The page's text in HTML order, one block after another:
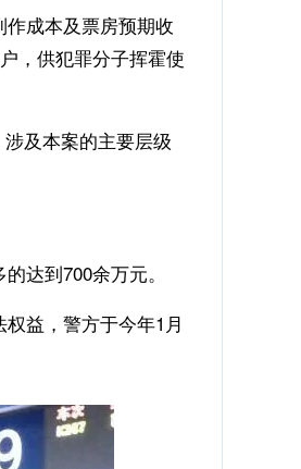
成本及票房预期收
，供犯罪分子挥霍使
及本案的主要层级
达到700余万元。
益，警方于今年1月